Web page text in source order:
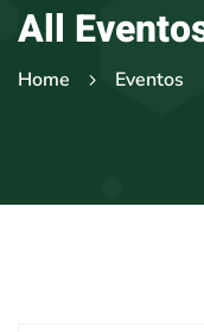
All
Home Eventos